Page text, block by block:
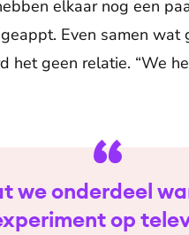
elkaar nog een
Even samen wat
het geen relatie. “We
we onderdeel
op